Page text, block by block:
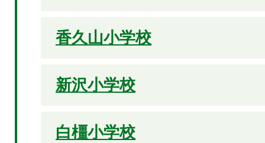
香久山小学校
新沢小学校
白橿小学校